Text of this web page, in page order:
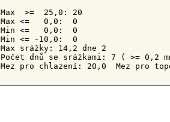
Max  >=  25,0: 20
Max <=   0,0:  0
Min <=   0,0:  0
Min <= -10,0:  0
Max srážky: 14,2 dne 2
Počet dnů se srážkami: 7 ( >= 0,2